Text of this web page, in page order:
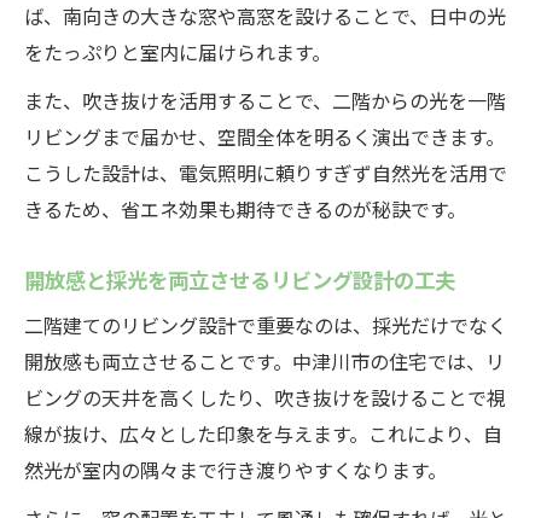
ば、南向きの大きな窓や高窓を設けることで、日中の光
をたっぷりと室内に届けられます。
また、吹き抜けを活用することで、二階からの光を一階
リビングまで届かせ、空間全体を明るく演出できます。
こうした設計は、電気照明に頼りすぎず自然光を活用で
きるため、省エネ効果も期待できるのが秘訣です。
開放感と採光を両立させるリビング設計の工夫
二階建てのリビング設計で重要なのは、採光だけでなく
開放感も両立させることです。中津川市の住宅では、リ
ビングの天井を高くしたり、吹き抜けを設けることで視
線が抜け、広々とした印象を与えます。これにより、自
然光が室内の隅々まで行き渡りやすくなります。